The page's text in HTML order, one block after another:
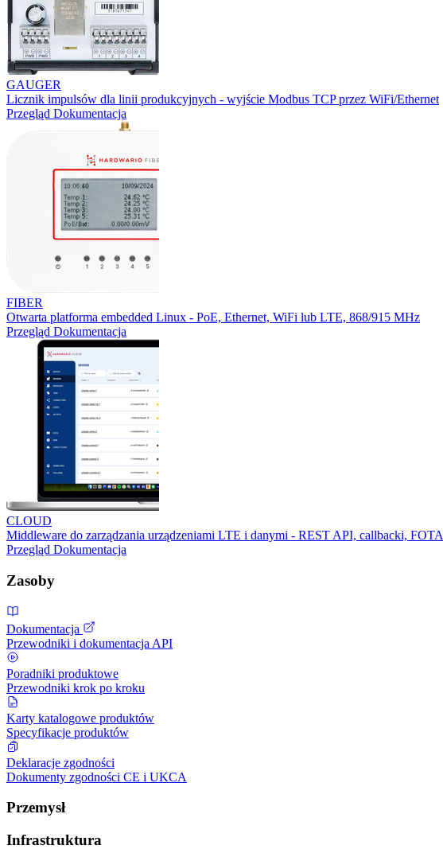
GAUGER
Licznik impulsów dla linii produkcyjnych - wyjście Modbus TCP przez WiFi/Ethernet
Przegląd Dokumentacja
FIBER
Otwarta platforma embedded Linux - PoE, Ethernet, WiFi lub LTE, 868/915 MHz
Przegląd Dokumentacja
CLOUD
Middleware do zarządzania urządzeniami LTE i danymi - REST API, callbacki, FOTA
Przegląd Dokumentacja
Zasoby
Dokumentacja
Przewodniki i dokumentacja API
Poradniki produktowe
Przewodniki krok po kroku
Karty katalogowe produktów
Specyfikacje produktów
Deklaracje zgodności
Dokumenty zgodności CE i UKCA
Przemysł
Infrastruktura